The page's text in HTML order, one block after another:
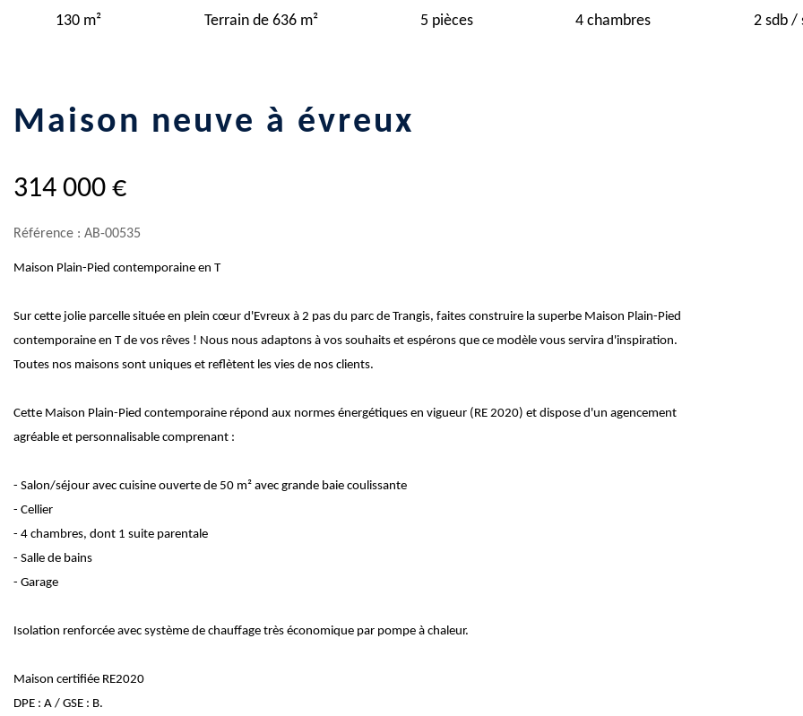
130 m² Terrain de 636 m² 5 pièces 4 chambres 2 sdb /
maison neuve à évreux
314 000 €
Référence : AB-00535
Maison Plain-Pied contemporaine en T
Sur cette jolie parcelle située en plein cœur d'Evreux à 2 pas du parc de Trangis, faites construire la superbe Maison Plain-Pied
contemporaine en T de vos rêves ! Nous nous adaptons à vos souhaits et espérons que ce modèle vous servira d'inspiration.
Toutes nos maisons sont uniques et reflètent les vies de nos clients.
Cette Maison Plain-Pied contemporaine répond aux normes énergétiques en vigueur (RE 2020) et dispose d'un agencement
agréable et personnalisable comprenant :
- Salon/séjour avec cuisine ouverte de 50 m² avec grande baie coulissante
- Cellier
- 4 chambres, dont 1 suite parentale
- Salle de bains
- Garage
Isolation renforcée avec système de chauffage très économique par pompe à chaleur.
Maison certifiée RE2020
DPE : A / GSE : B.